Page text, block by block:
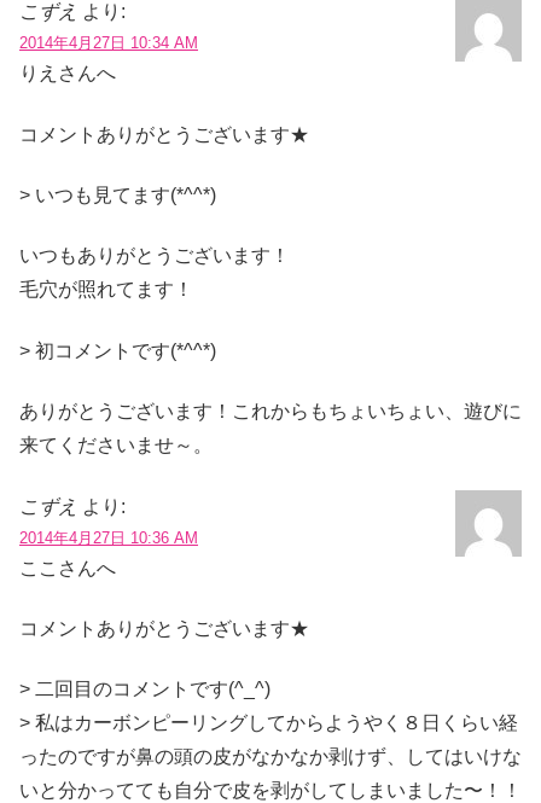
こずえ より:
2014年4月27日 10:34 AM
りえさんへ
コメントありがとうございます★
> いつも見てます(*^^*)
いつもありがとうございます！
毛穴が照れてます！
> 初コメントです(*^^*)
ありがとうございます！これからもちょいちょい、遊びに
来てくださいませ～。
こずえ より:
2014年4月27日 10:36 AM
ここさんへ
コメントありがとうございます★
> 二回目のコメントです(^_^)
> 私はカーボンピーリングしてからようやく８日くらい経
ったのですが鼻の頭の皮がなかなか剥けず、してはいけな
いと分かってても自分で皮を剥がしてしまいました〜！！